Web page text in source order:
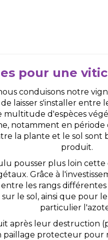
pour une
conduisons notre
laisser s'installer entre
d'espèces
notamment en période
la plante et le sol
produit.
pousser plus loin
Grâce à
les rangs
le sol, ainsi que pour
particulier
après leur destruction
protecteur pour